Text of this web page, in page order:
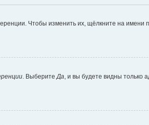
Чтобы изменить их, щёлкните на имени
. Выберите Да , и вы будете видны только